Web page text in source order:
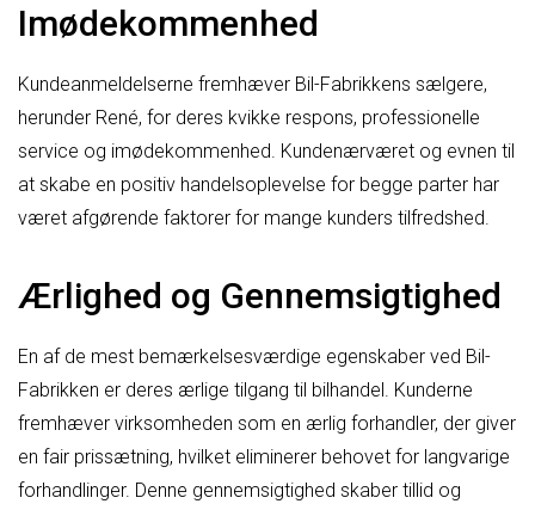
Imødekommenhed
Kundeanmeldelserne fremhæver Bil-Fabrikkens sælgere,
herunder René, for deres kvikke respons, professionelle
service og imødekommenhed. Kundenærværet og evnen til
at skabe en positiv handelsoplevelse for begge parter har
været afgørende faktorer for mange kunders tilfredshed.
Ærlighed og Gennemsigtighed
En af de mest bemærkelsesværdige egenskaber ved Bil-
Fabrikken er deres ærlige tilgang til bilhandel. Kunderne
fremhæver virksomheden som en ærlig forhandler, der giver
en fair prissætning, hvilket eliminerer behovet for langvarige
forhandlinger. Denne gennemsigtighed skaber tillid og